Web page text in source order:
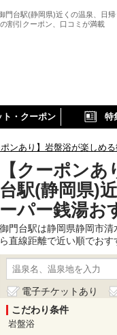
門台駅(静岡県)近くの温泉、日
割引クーポン、口コミが満載
ト・クーポン 特
ポンあり】岩盤浴が楽しめ
【クーポン
台駅(静岡県)
ーパー銭湯お
御門台駅は静岡県静岡市
ら直線距離で近い順でお
電子チケットあり
こだわり条件
岩盤浴